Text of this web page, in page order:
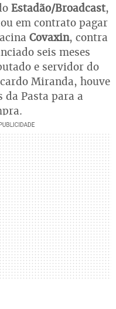
Estadão/Broadcast,
em contrato pagar
Covaxin, contra
seis meses
e servidor do
Miranda, houve
da Pasta para a